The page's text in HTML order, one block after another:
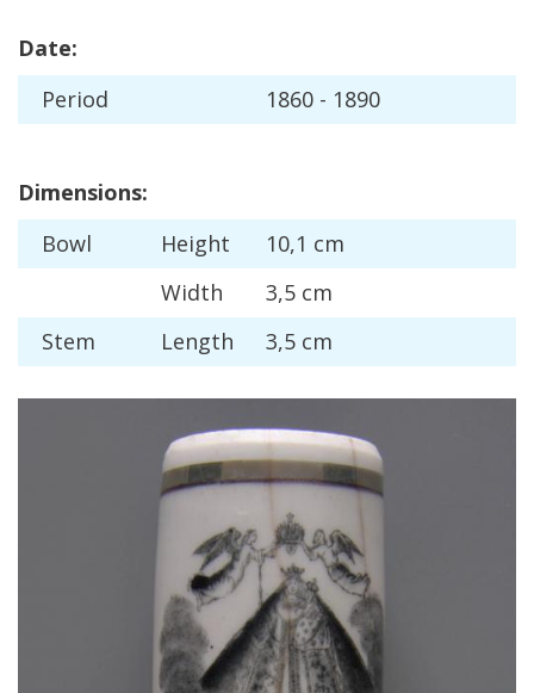
Date:
Period
1860 - 1890
Dimensions:
Bowl
Height 10,1 cm
Width
3,5 cm
Stem
Length 3,5 cm